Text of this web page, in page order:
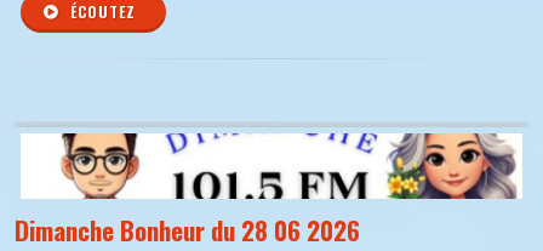
ÉCOUTEZ
Dimanche Bonheur du 28 06 2026